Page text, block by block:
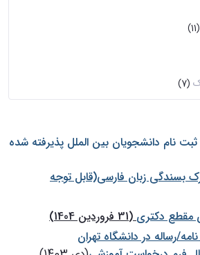
(11)
(7)
نام دانشجويان بين الملل پذيرفته شده
بسندگی زبان فارسی(قابل توجه
مقطع دکتری(31 فروردین 1404)
رساله در دانشگاه تهران